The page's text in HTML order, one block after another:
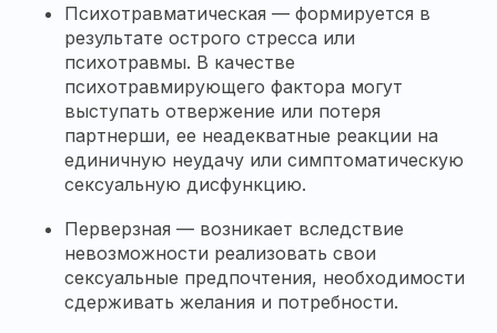
Психотравматическая — формируется в
результате острого стресса или
психотравмы. В качестве
психотравмирующего фактора могут
выступать отвержение или потеря
партнерши, ее неадекватные реакции на
единичную неудачу или симптоматическую
сексуальную дисфункцию.
Перверзная — возникает вследствие
невозможности реализовать свои
сексуальные предпочтения, необходимости
сдерживать желания и потребности.